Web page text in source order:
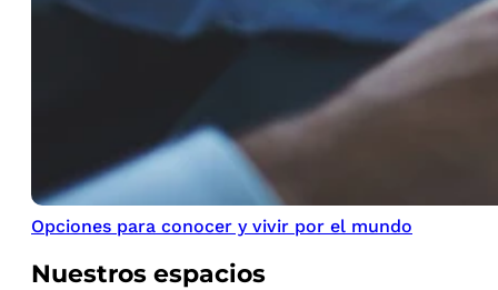
Opciones para conocer y vivir por el mundo
Nuestros espacios